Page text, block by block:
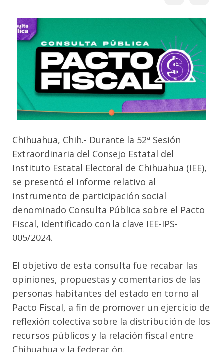
Chihuahua, Chih.- Durante la 52ª Sesión
Extraordinaria del Consejo Estatal del
Instituto Estatal Electoral de Chihuahua (IEE),
se presentó el informe relativo al
instrumento de participación social
denominado Consulta Pública sobre el Pacto
Fiscal, identificado con la clave IEE-IPS-
005/2024.
El objetivo de esta consulta fue recabar las
opiniones, propuestas y comentarios de las
personas habitantes del estado en torno al
Pacto Fiscal, a fin de promover un ejercicio de
reflexión colectiva sobre la distribución de los
recursos públicos y la relación fiscal entre
Chihuahua y la federación.